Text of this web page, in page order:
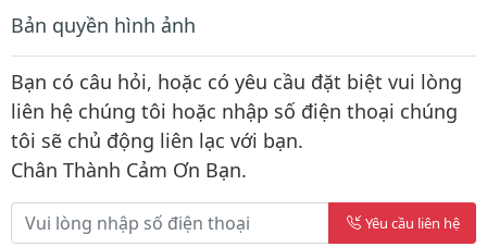
Bản quyền hình ảnh
Bạn có câu hỏi, hoặc có yêu cầu đặt biệt vui lòng
liên hệ chúng tôi hoặc nhập số điện thoại chúng
tôi sẽ chủ động liên lạc với bạn.
Chân Thành Cảm Ơn Bạn.
Yêu cầu liên hệ